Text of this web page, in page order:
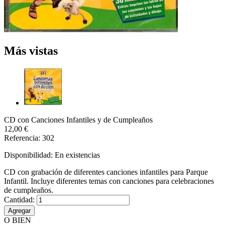
Más vistas
CD con Canciones Infantiles y de Cumpleaños
12,00 €
Referencia: 302
Disponibilidad: En existencias
CD con grabación de diferentes canciones infantiles para Parque
Infantil. Incluye diferentes temas con canciones para celebraciones
de cumpleaños.
Cantidad:
Agregar
O BIEN